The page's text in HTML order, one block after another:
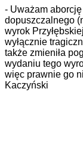
- Uważam
dopuszczalnego
wyrok
wyłącznie
także zmieniła
wydaniu tego
więc prawnie go
Kaczyński